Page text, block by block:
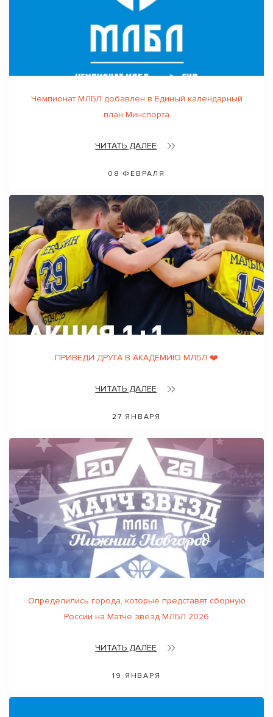
Чемпионат МЛБЛ добавлен в Единый календарный
план Минспорта
ЧИТАТЬ ДАЛЕЕ
08 ФЕВРАЛЯ
ПРИВЕДИ ДРУГА В АКАДЕМИЮ МЛБЛ ❤️
ЧИТАТЬ ДАЛЕЕ
27 ЯНВАРЯ
Определились города, которые представят сборную
России на Матче звезд МЛБЛ 2026
ЧИТАТЬ ДАЛЕЕ
19 ЯНВАРЯ